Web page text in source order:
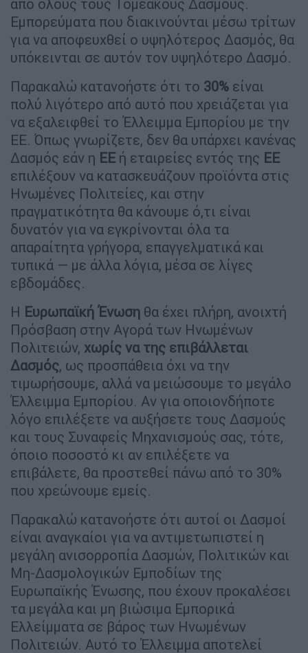
από όλους τους Τομεακούς Δασμούς.
Εμπορεύματα που διακινούνται μέσω τρίτων
για να αποφευχθεί ο υψηλότερος Δασμός, θα
υπόκεινται σε αυτόν τον υψηλότερο Δασμό.
Παρακαλώ κατανοήστε ότι το 30% είναι
πολύ λιγότερο από αυτό που χρειάζεται για
να εξαλειφθεί το Έλλειμμα Εμπορίου με την
ΕΕ. Όπως γνωρίζετε, δεν θα υπάρχει κανένας
Δασμός εάν η ΕΕ ή εταιρείες εντός της ΕΕ
επιλέξουν να κατασκευάζουν προϊόντα στις
Ηνωμένες Πολιτείες, και στην
πραγματικότητα θα κάνουμε ό,τι είναι
δυνατόν για να εγκρίνονται όλα τα
απαραίτητα γρήγορα, επαγγελματικά και
τυπικά — με άλλα λόγια, μέσα σε λίγες
εβδομάδες.
Η Ευρωπαϊκή Ένωση θα έχει πλήρη, ανοιχτή
Πρόσβαση στην Αγορά των Ηνωμένων
Πολιτειών, χωρίς να της επιβάλλεται
Δασμός, ως προσπάθεια όχι να την
τιμωρήσουμε, αλλά να μειώσουμε το μεγάλο
Έλλειμμα Εμπορίου. Αν για οποιονδήποτε
λόγο επιλέξετε να αυξήσετε τους Δασμούς
και τους Συναφείς Μηχανισμούς σας, τότε,
όποιο ποσοστό κι αν επιλέξετε να
επιβάλετε, θα προστεθεί πάνω από το 30%
που χρεώνουμε εμείς.
Παρακαλώ κατανοήστε ότι αυτοί οι Δασμοί
είναι αναγκαίοι για να αντιμετωπιστεί η
μεγάλη ανισορροπία Δασμών, Πολιτικών και
Μη-Δασμολογικών Εμποδίων της
Ευρωπαϊκής Ένωσης, που έχουν προκαλέσει
τα μεγάλα και μη βιώσιμα Εμπορικά
Ελλείμματα σε βάρος των Ηνωμένων
Πολιτειών. Αυτό το Έλλειμμα αποτελεί